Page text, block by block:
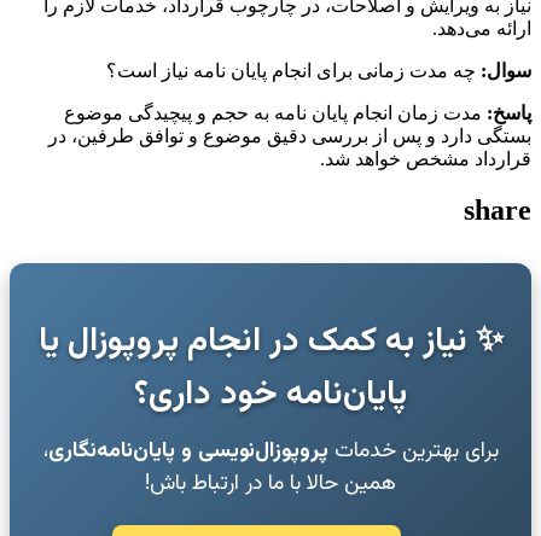
نیاز به ویرایش و اصلاحات، در چارچوب قرارداد، خدمات لازم را
ارائه می‌دهد.
سوال: چه مدت زمانی برای انجام پایان نامه نیاز است؟
پاسخ: مدت زمان انجام پایان نامه به حجم و پیچیدگی موضوع
بستگی دارد و پس از بررسی دقیق موضوع و توافق طرفین، در
قرارداد مشخص خواهد شد.
share
✨ نیاز به کمک در انجام پروپوزال یا
پایان‌نامه خود داری؟
برای بهترین خدمات پروپوزال‌نویسی و پایان‌نامه‌نگاری،
همین حالا با ما در ارتباط باش!